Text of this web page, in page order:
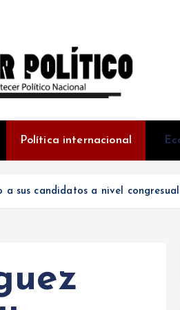
Política internacional
sus candidatos a nivel congresual